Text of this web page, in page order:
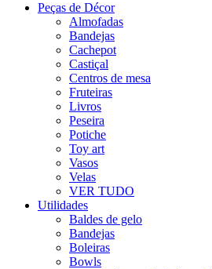
Peças de Décor
Almofadas
Bandejas
Cachepot
Castiçal
Centros de mesa
Fruteiras
Livros
Peseira
Potiche
Toy art
Vasos
Velas
VER TUDO
Utilidades
Baldes de gelo
Bandejas
Boleiras
Bowls